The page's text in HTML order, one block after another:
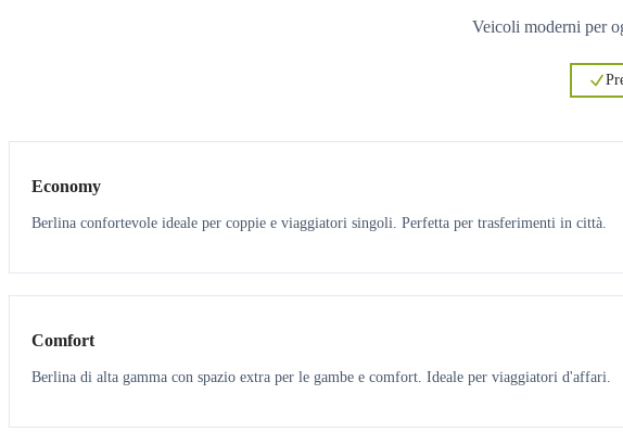
Veicoli moderni per
Economy
Berlina confortevole ideale per coppie e viaggiatori singoli. Perfetta per trasferimenti in città.
3 3
Comfort
Berlina di alta gamma con spazio extra per le gambe e comfort. Ideale per viaggiatori d'affari.
6 5